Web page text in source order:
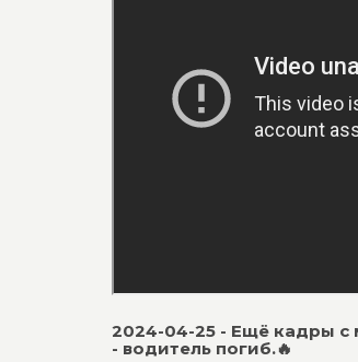
2024-04-25 - Ещё кадры с
- водитель погиб.🔥